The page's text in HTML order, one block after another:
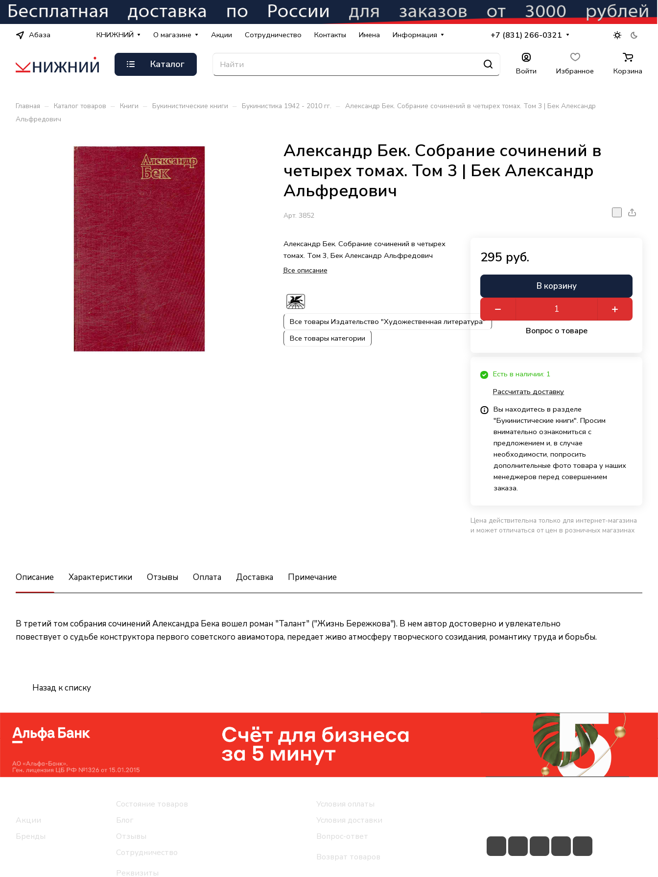
Абаза КНИЖНИЙ О магазине Акции Сотрудничество Контакты Имена Информация +7 (831) 266-0321
Каталог
Войти Избранное Корзина
Главная – Каталог товаров – Книги – Букинистические книги – Букинистика 1942 - 2010 гг. – Александр Бек. Собрание сочинений в четырех томах. Том 3 | Бек Александр
Альфредович
Александр Бек. Собрание сочинений в
четырех томах. Том 3 | Бек Александр
Альфредович
Арт. 3852
Александр Бек. Собрание сочинений в четырех
томах. Том 3, Бек Александр Альфредович
Все описание
Все товары Издательство "Художественная литература"
Все товары категории
295 руб.
В корзину
Вопрос о товаре
Есть в наличии: 1
Рассчитать доставку
Вы находитесь в разделе
"Букинистические книги". Просим
внимательно ознакомиться с
предложением и, в случае
необходимости, попросить
дополнительные фото товара у наших
менеджеров перед совершением
заказа.
Цена действительна только для интернет-магазина
и может отличаться от цен в розничных магазинах
Описание Характеристики Отзывы Оплата Доставка Примечание
В третий том собрания сочинений Александра Бека вошел роман "Талант" ("Жизнь Бережкова"). В нем автор достоверно и увлекательно
повествует о судьбе конструктора первого советского авиамотора, передает живо атмосферу творческого созидания, романтику труда и борьбы.
Назад к списку
Акции
Бренды
Состояние товаров
Блог
Отзывы
Сотрудничество
Реквизиты
Условия оплаты
Условия доставки
Вопрос-ответ
Возврат товаров